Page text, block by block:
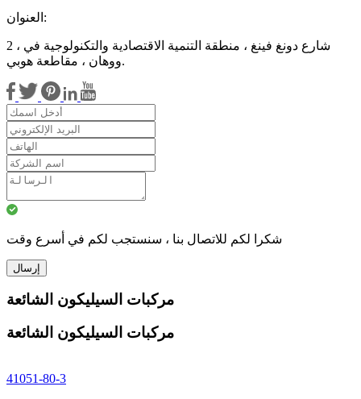
العنوان:
2 ، شارع دونغ فينغ ، منطقة التنمية الاقتصادية والتكنولوجية في
ووهان ، مقاطعة هوبي.
شكرا لكم للاتصال بنا ، سنستجب لكم في أسرع وقت
إرسال
مركبات السيليكون الشائعة
مركبات السيليكون الشائعة
41051-80-3